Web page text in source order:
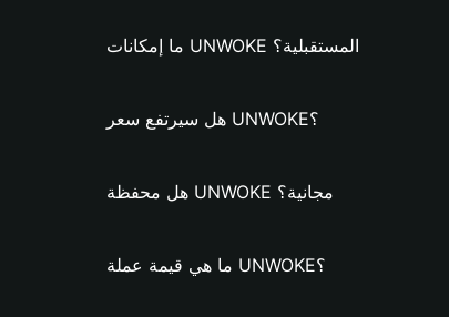
ما إمكانات UNWOKE المستقبلية؟
هل سيرتفع سعر UNWOKE؟
هل محفظة UNWOKE مجانية؟
ما هي قيمة عملة UNWOKE؟